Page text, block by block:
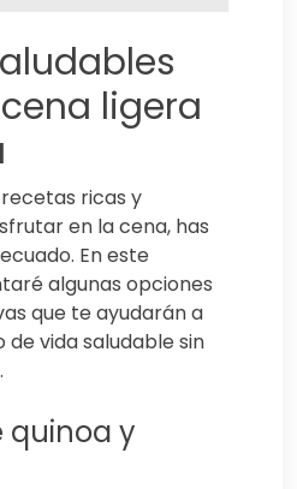
ligera
ricas y
en la cena, has
En este
algunas opciones
que te ayudarán a
vida saludable sin
quinoa y